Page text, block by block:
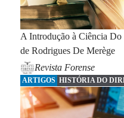
A Introdução à Ciência
de Rodrigues De Merège
Revista Forense
ARTIGOS HISTÓRIA DO